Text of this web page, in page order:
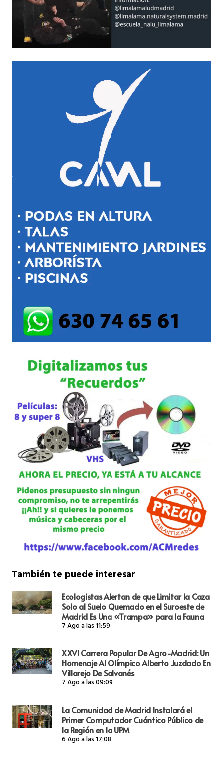
También te puede interesar
Ecologistas Alertan de que Limitar la Caza
Solo al Suelo Quemado en el Suroeste de
Madrid Es Una «Trampa» para la Fauna
7 Ago a las 11:59
XXVI Carrera Popular De Agro-Madrid: Un
Homenaje Al Olímpico Alberto Juzdado En
Villarejo De Salvanés
7 Ago a las 09:09
La Comunidad de Madrid Instalará el
Primer Computador Cuántico Público de
la Región en la UPM
6 Ago a las 17:08